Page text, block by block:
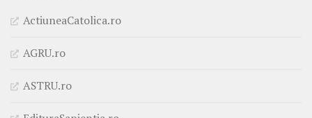
ActiuneaCatolica.ro
AGRU.ro
ASTRU.ro